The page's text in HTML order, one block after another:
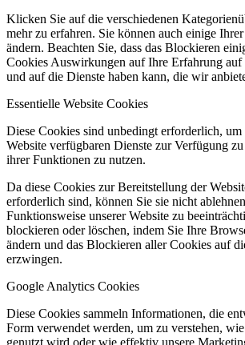
Klicken Sie auf die verschiedenen
mehr zu erfahren. Sie können auch einige
ändern. Beachten Sie, dass das Blockieren
Cookies Auswirkungen auf Ihre Erfahrung auf
und auf die Dienste haben kann, die wir
Essentielle Website Cookies
Diese Cookies sind unbedingt erforderlich, um
Website verfügbaren Dienste zur Verfügung
ihrer Funktionen zu nutzen.
Da diese Cookies zur Bereitstellung der
erforderlich sind, können Sie sie nicht
Funktionsweise unserer Website zu
blockieren oder löschen, indem Sie Ihre
ändern und das Blockieren aller Cookies auf
erzwingen.
Google Analytics Cookies
Diese Cookies sammeln Informationen, die
Form verwendet werden, um zu verstehen,
genutzt wird oder wie effektiv unsere